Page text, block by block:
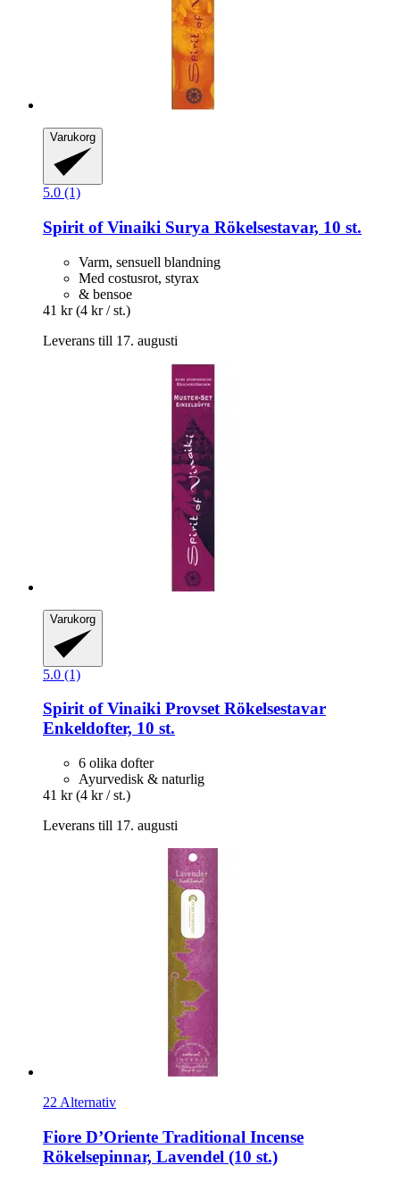
Varukorg
5.0 (1)
Spirit of Vinaiki Surya Rökelsestavar, 10 st.
Varm, sensuell blandning
Med costusrot, styrax
& bensoe
41 kr (4 kr / st.)
Leverans till 17. augusti
Varukorg
5.0 (1)
Spirit of Vinaiki Provset Rökelsestavar
Enkeldofter, 10 st.
6 olika dofter
Ayurvedisk & naturlig
41 kr (4 kr / st.)
Leverans till 17. augusti
22 Alternativ
Fiore D’Oriente Traditional Incense
Rökelsepinnar, Lavendel (10 st.)